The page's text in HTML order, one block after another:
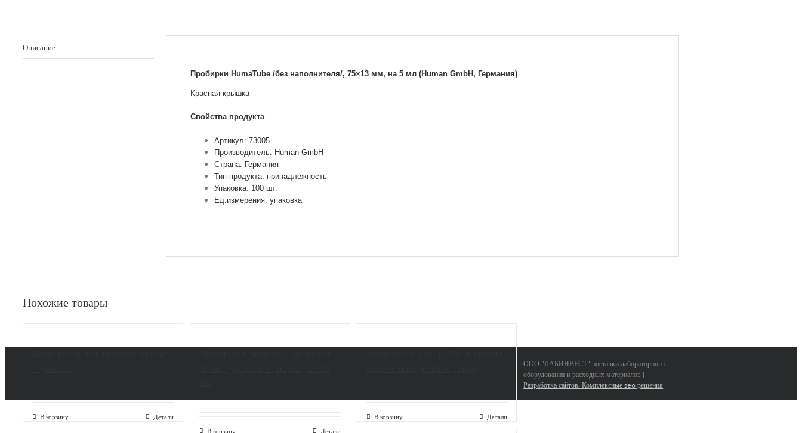
Описание
Пробирки HumaTube /без наполнителя/, 75×13 мм, на 5 мл (Human GmbH, Германия)
Красная крышка
Свойства продукта
Артикул: 73005
Производитель: Human GmbH
Страна: Германия
Тип продукта: принадлежность
Упаковка: 100 шт.
Ед.измерения: упаковка
Похожие товары
В корзину Детали
В корзину Детали
В корзину Детали
ООО "ЛАБИНВЕСТ" поставки лабораторного
оборудования и расходных материалов |
Разработка сайтов. Комплексные seo решения